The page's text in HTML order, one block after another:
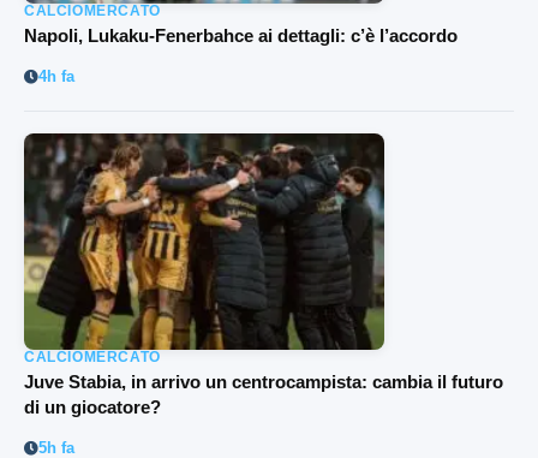
CALCIOMERCATO
Napoli, Lukaku-Fenerbahce ai dettagli: c’è l’accordo
4h fa
CALCIOMERCATO
Juve Stabia, in arrivo un centrocampista: cambia il futuro
di un giocatore?
5h fa